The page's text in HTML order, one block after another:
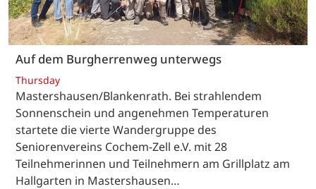
Auf dem Burgherrenweg unterwegs
Thursday
Mastershausen/Blankenrath. Bei strahlendem
Sonnenschein und angenehmen Temperaturen
startete die vierte Wandergruppe des
Seniorenvereins Cochem-Zell e.V. mit 28
Teilnehmerinnen und Teilnehmern am Grillplatz am
Hallgarten in Mastershausen…